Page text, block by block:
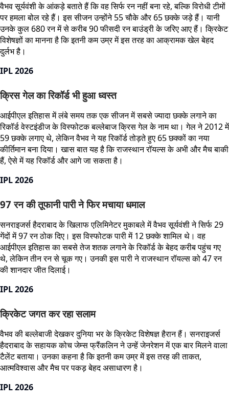
वैभव सूर्यवंशी के आंकड़े बताते हैं कि वह सिर्फ रन नहीं बना रहे, बल्कि विरोधी टीमों
पर हमला बोल रहे हैं। इस सीजन उन्होंने 55 चौके और 65 छक्के जड़े हैं। यानी
उनके कुल 680 रन में से करीब 90 फीसदी रन बाउंड्री के जरिए आए हैं। क्रिकेट
विशेषज्ञों का मानना है कि इतनी कम उम्र में इस तरह का आक्रामक खेल बेहद
दुर्लभ है।
IPL 2026
क्रिस गेल का रिकॉर्ड भी हुआ ध्वस्त
आईपीएल इतिहास में लंबे समय तक एक सीजन में सबसे ज्यादा छक्के लगाने का
रिकॉर्ड वेस्टइंडीज के विस्फोटक बल्लेबाज क्रिस गेल के नाम था। गेल ने 2012 में
59 छक्के लगाए थे, लेकिन वैभव ने यह रिकॉर्ड तोड़ते हुए 65 छक्कों का नया
कीर्तिमान बना दिया। खास बात यह है कि राजस्थान रॉयल्स के अभी और मैच बाकी
हैं, ऐसे में यह रिकॉर्ड और आगे जा सकता है।
IPL 2026
97 रन की तूफानी पारी ने फिर मचाया धमाल
सनराइजर्स हैदराबाद के खिलाफ एलिमिनेटर मुकाबले में वैभव सूर्यवंशी ने सिर्फ 29
गेंदों में 97 रन ठोक दिए। इस विस्फोटक पारी में 12 छक्के शामिल थे। वह
आईपीएल इतिहास का सबसे तेज शतक लगाने के रिकॉर्ड के बेहद करीब पहुंच गए
थे, लेकिन तीन रन से चूक गए। उनकी इस पारी ने राजस्थान रॉयल्स को 47 रन
की शानदार जीत दिलाई।
IPL 2026
क्रिकेट जगत कर रहा सलाम
वैभव की बल्लेबाजी देखकर दुनिया भर के क्रिकेट विशेषज्ञ हैरान हैं। सनराइजर्स
हैदराबाद के सहायक कोच जेम्स फ्रैंकलिन ने उन्हें जेनरेशन में एक बार मिलने वाला
टैलेंट बताया। उनका कहना है कि इतनी कम उम्र में इस तरह की ताकत,
आत्मविश्वास और मैच पर पकड़ बेहद असाधारण है।
IPL 2026